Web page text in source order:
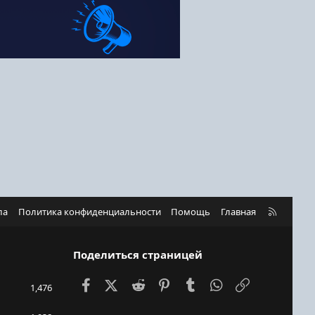
Политика конфиденциальности Помощь Главная
R
1,476
Поделиться страницей
FacebookX (Twitter)
Reddit PinterestTumblr WhatsApp